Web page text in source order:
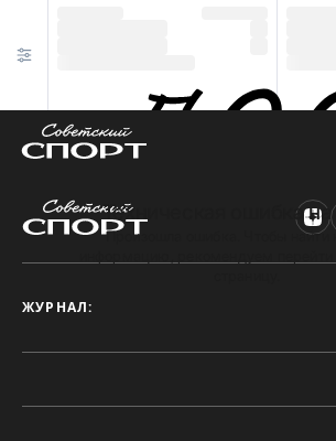
Техническая ошибка на
Произошла ошибка. Чтобы
ЖУРНАЛ: